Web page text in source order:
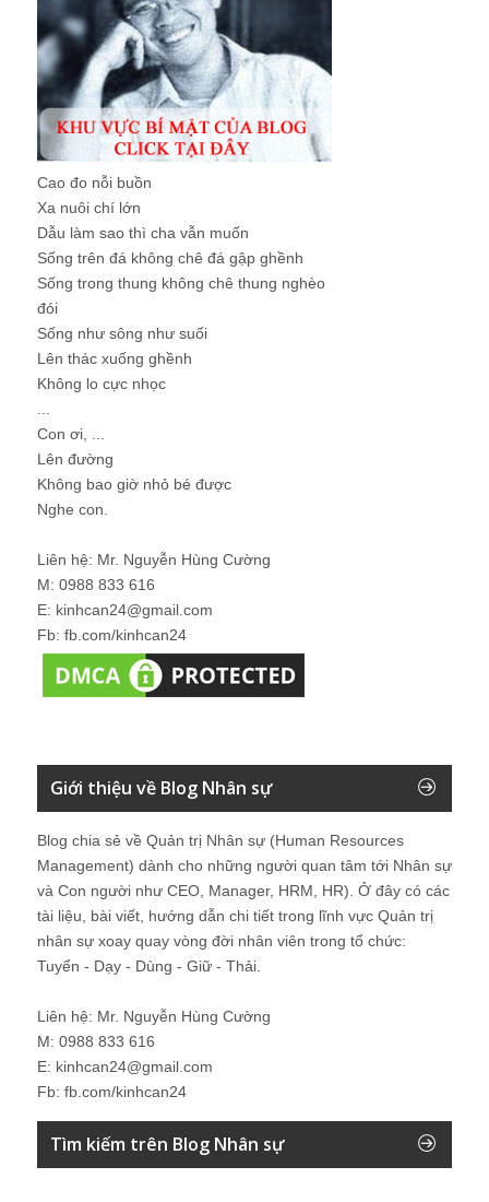
Cao đo nỗi buồn
Xa nuôi chí lớn
Dẫu làm sao thì cha vẫn muốn
Sống trên đá không chê đá gập ghềnh
Sống trong thung không chê thung nghèo
đói
Sống như sông như suối
Lên thác xuống ghềnh
Không lo cực nhọc
...
Con ơi, ...
Lên đường
Không bao giờ nhỏ bé được
Nghe con.
Liên hệ: Mr. Nguyễn Hùng Cường
M: 0988 833 616
E: kinhcan24@gmail.com
Fb: fb.com/kinhcan24
Giới thiệu về Blog Nhân sự
Blog chia sẻ về Quản trị Nhân sự (Human Resources
Management) dành cho những người quan tâm tới Nhân sự
và Con người như CEO, Manager, HRM, HR). Ở đây có các
tài liệu, bài viết, hướng dẫn chi tiết trong lĩnh vực Quản trị
nhân sự xoay quay vòng đời nhân viên trong tổ chức:
Tuyển - Dạy - Dùng - Giữ - Thải.
Liên hệ: Mr. Nguyễn Hùng Cường
M: 0988 833 616
E: kinhcan24@gmail.com
Fb: fb.com/kinhcan24
Tìm kiếm trên Blog Nhân sự